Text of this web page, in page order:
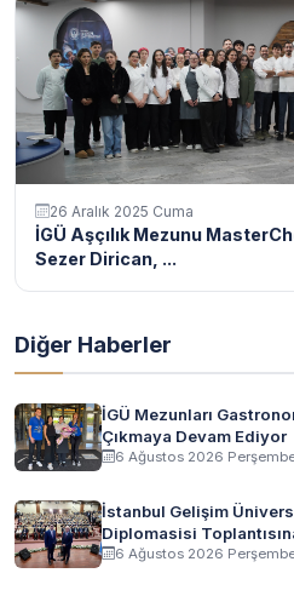
26 Aralık 2025 Cuma
İGÜ Aşçılık Mezunu
Sezer Dirican, ...
Diğer Haberler
İGÜ Mezunları
Çıkmaya Devam Ediyor
6 Ağustos 2026
İstanbul Gelişim
Diplomasisi
6 Ağustos 2026